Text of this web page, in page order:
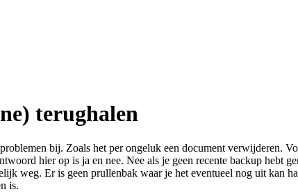
terughalen
bij. Zoals het per ongeluk een document verwijderen.
hier op is ja en nee. Nee als je geen recente backup hebt
weg. Er is geen prullenbak waar je het eventueel nog uit kan
is.